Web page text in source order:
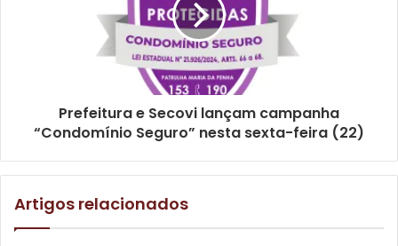
Texto: Assessoria de Comunicação ECOH / Christina
Gostei
Encontro de Contadores de Histórias de Londrina
Prefeitura e Secovi lançam campanha
“Condomínio Seguro” nesta sexta-feira (22)
Artigos relacionados